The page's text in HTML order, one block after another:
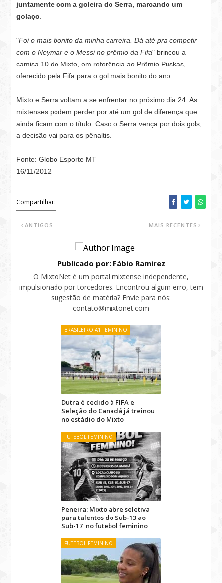
juntamente com a goleira do Serra, marcando um
golaço
"Foi o mais bonito da minha carreira. Dá até pra competir
com o Neymar e o Messi no prêmio da Fifa" brincou a
camisa 10 do Mixto, em referência ao Prêmio Puskas,
oferecido pela Fifa para o gol mais bonito do ano.
Mixto e Serra voltam a se enfrentar no próximo dia 24. As
mixtenses podem perder por até um gol de diferença que
ainda ficam com o título. Caso o Serra vença por dois gols,
a decisão vai para os pênaltis.
Fonte: Globo Esporte MT
16/11/2012
Compartilhar:
MAIS RECENTES
ANTIGOS
Publicado por: Fábio Ramirez
O MixtoNet é um portal mixtense independente,
impulsionado por torcedores. Encontrou algum erro, tem
sugestão de matéria? Envie para nós:
contato@mixtonet.com
BRASILEIRO A1 FEMININO
Dutra é cedido à FIFA e
Seleção do Canadá já treinou
no estádio do Mixto
FUTEBOL FEMININO
Peneira: Mixto abre seletiva
para talentos do Sub-13 ao
Sub-17 no futebol feminino
FUTEBOL FEMININO